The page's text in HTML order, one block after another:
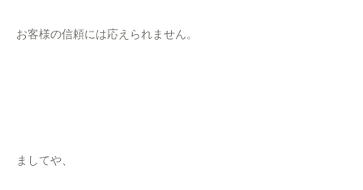
お客様の信頼には応えられません。
ましてや、